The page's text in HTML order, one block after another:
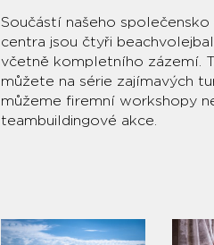
Součástí našeho
centra jsou čtyři
včetně kompletního zázemí.
můžete na série zajímavých
můžeme firemní workshopy
teambuildingo­vé akce.